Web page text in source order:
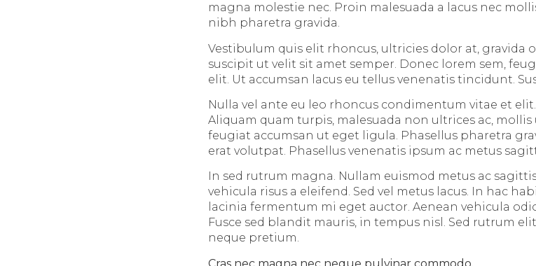
magna molestie nec. Proin malesuada a lacus nec
nibh pharetra gravida.
Vestibulum quis elit rhoncus, ultricies dolor at, gravida
suscipit ut velit sit amet semper. Donec lorem sem,
elit. Ut accumsan lacus eu tellus venenatis tincidunt.
Nulla vel ante eu leo rhoncus condimentum vitae et
Aliquam quam turpis, malesuada non ultrices ac,
feugiat accumsan ut eget ligula. Phasellus pharetra
erat volutpat. Phasellus venenatis ipsum ac metus
In sed rutrum magna. Nullam euismod metus ac
vehicula risus a eleifend. Sed vel metus lacus. In hac
lacinia fermentum mi eget auctor. Aenean vehicula
Fusce sed blandit mauris, in tempus nisl. Sed rutrum
neque pretium.